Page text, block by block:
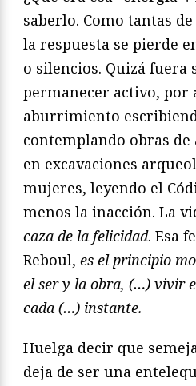
saberlo. Como tantas
la respuesta se pierde
o silencios. Quizá fuera
permanecer activo, por
aburrimiento
contemplando obras
en excavaciones
mujeres, leyendo el
menos la inacción. La
caza de la felicidad. Esa
Reboul, es el principio
el ser y la obra, (…) vivir
cada (…) instante.
Huelga decir que
deja de ser una